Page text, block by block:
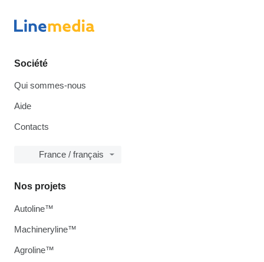
Société
Qui sommes-nous
Aide
Contacts
France / français
Nos projets
Autoline™
Machineryline™
Agroline™